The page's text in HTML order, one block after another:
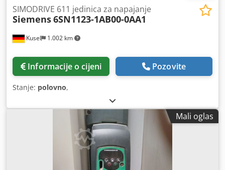
Kusel 1.002 km
SIMODRIVE 611 jedinica za napajanje
Siemens6SN1123-1AB00-0AA1
Informacije o cijeni Pozovite
Stanje: polovno,
Mali oglas